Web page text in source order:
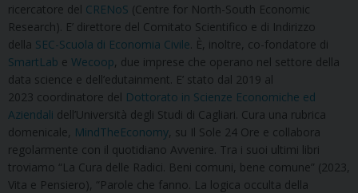
ricercatore del CRENoS (Centre for North-South Economic
Research). E’ direttore del Comitato Scientifico e di Indirizzo
della SEC-Scuola di Economia Civile . È, inoltre, co-fondatore di
SmartLab e Wecoop , due imprese che operano nel settore della
data science e dell’edutainment. E’ stato dal 2019 al
2023 coordinatore del Dottorato in Scienze Economiche ed
Aziendali dell’Università degli Studi di Cagliari. Cura una rubrica
domenicale, MindTheEconomy , su Il Sole 24 Ore e collabora
regolarmente con il quotidiano Avvenire. Tra i suoi ultimi libri
troviamo “La Cura delle Radici. Beni comuni, bene comune” (2023,
Vita e Pensiero), “Parole che fanno. La logica occulta della